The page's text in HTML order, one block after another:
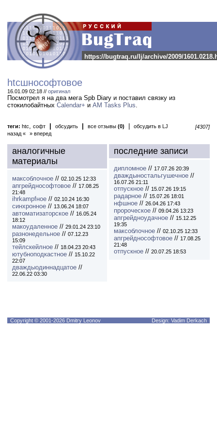
https://bugtraq.ru/lj/archive/2009/
htcшнософтовое
16.01.09 02:18 // оригинал
Посмотрел я на два мега Spb Diary и поставил связку из
стокилобайтных Calendar+ и AM Tasks Plus.
теги: htc, софт обсудить все отзывы (0) обсудить в LJ
[4307]
назад «
» вперед
аналогичные
материалы
максоблочное // 02.10.25 12:33
апгрейднософтовое // 17.08.25
21:48
ihrkampfное // 02.10.24 16:30
синхронное // 13.06.24 18:07
автоматизаторское // 16.05.24
18:12
макоудаленное // 29.01.24 23:10
разнонедельное // 07.12.23
15:09
тейлскейлное // 18.04.23 20:43
ютубноподкастное // 15.10.22
22:07
дваждыодиннадцатое //
22.06.22 03:30
последние записи
дипломное // 17.07.26 20:39
дваждыностальгушечное //
16.07.26 21:11
отпускное // 15.07.26 19:15
радарное // 15.07.26 18:01
нфшное // 26.04.26 17:43
пророческое // 09.04.26 13:23
апгрейдноудачное // 15.12.25
19:35
максоблочное // 02.10.25 12:33
апгрейднософтовое // 17.08.25
21:48
отпускное // 20.07.25 18:53
Copyright © 2001-2026 Dmitry Leonov Design: Vadim Derkach